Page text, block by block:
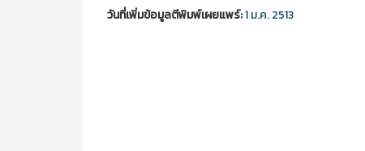
วันที่เพิ่มข้อมูลตีพิมพ์เผยแพร์:1 ม.ค. 2513